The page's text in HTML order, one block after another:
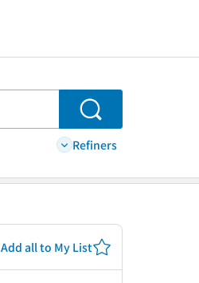
Search
Refiners
Add all to My List